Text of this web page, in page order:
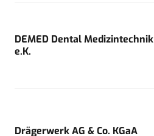
DEMED Dental Medizintechnik
e.K.
Drägerwerk AG & Co. KGaA